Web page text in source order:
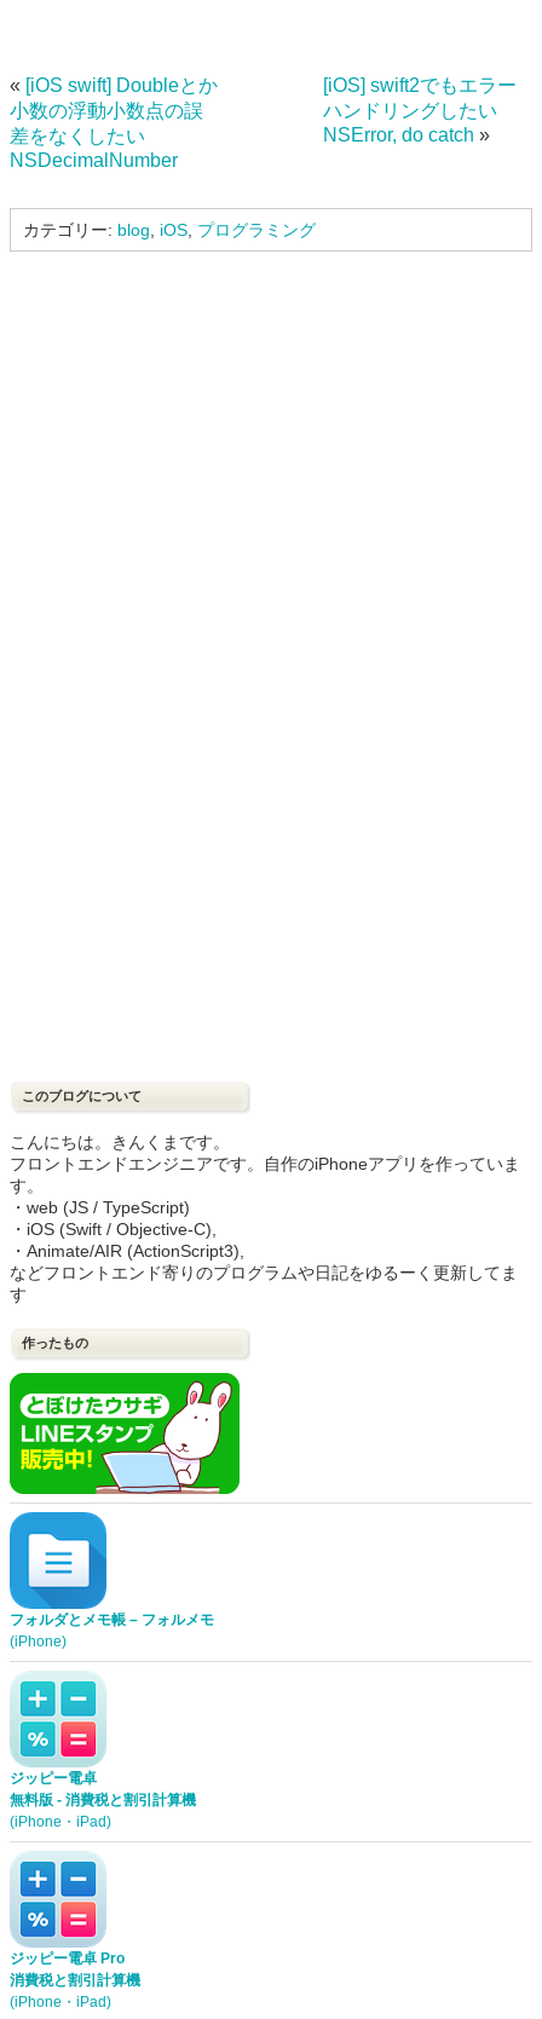
« [iOS swift] Doubleとか
小数の浮動小数点の誤
差をなくしたい
NSDecimalNumber
[iOS] swift2でもエラー
ハンドリングしたい
NSError, do catch »
カテゴリー: blog iOS プログラミング
このブログについて
こんにちは。きんくまです。
フロントエンドエンジニアです。自作のiPhoneアプリを作っていま
す。
・web (JS / TypeScript)
・iOS (Swift / Objective-C),
・Animate/AIR (ActionScript3),
などフロントエンド寄りのプログラムや日記をゆるーく更新してま
す
作ったもの
フォルダとメモ帳 – フォルメモ
(iPhone)
ジッピー電卓
無料版 - 消費税と割引計算機
(iPhone・iPad)
ジッピー電卓 Pro
消費税と割引計算機
(iPhone・iPad)